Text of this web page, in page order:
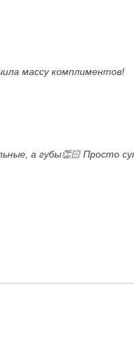
массу комплиментов!
а губы👏🏻 Просто